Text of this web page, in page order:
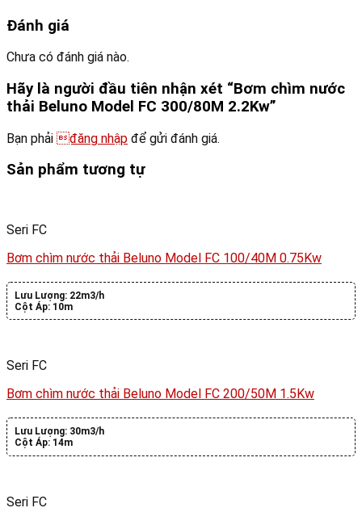
Đánh giá
Chưa có đánh giá nào.
Hãy là người đầu tiên nhận xét “Bơm chìm nước
thải Beluno Model FC 300/80M 2.2Kw”
Bạn phải đăng nhập để gửi đánh giá.
Sản phẩm tương tự
Seri FC
Bơm chìm nước thải Beluno Model FC 100/40M 0.75Kw
Lưu Lượng: 22m3/h
Cột Áp: 10m
Seri FC
Bơm chìm nước thải Beluno Model FC 200/50M 1.5Kw
Lưu Lượng: 30m3/h
Cột Áp: 14m
Seri FC